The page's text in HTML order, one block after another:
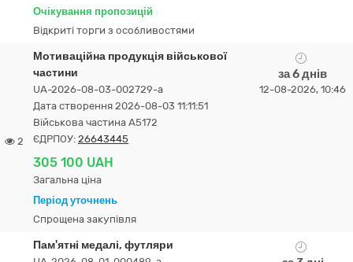
Очікування пропозицій
Відкриті торги з особливостями
2
Мотиваційна продукція військової
частини
UA-2026-08-03-002729-a
Дата створення 2026-08-03 11:11:51
Військова частина А5172
ЄДРПОУ: 26643445
305 100 UAH
Загальна ціна
Період уточнень
Спрощена закупівля
за 6 днів
12-08-2026, 10:46
Пам'ятні медалі, футляри